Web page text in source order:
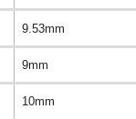
9.53mm
9mm
10mm